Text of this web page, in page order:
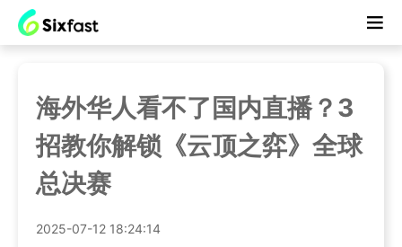
海外华人看不了国内直播？3
招教你解锁《云顶之弈》全球
总决赛
2025-07-12 18:24:14